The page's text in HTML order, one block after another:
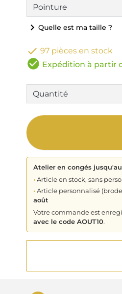
chevron_right Quelle est ma taille ?
 97 pièces en stock
check_circle Expédition à partir
Atelier en congés jusqu'au
•Article en stock, sans
•Article personnalisé
août
Votre commande est
avec le code AOUT10.